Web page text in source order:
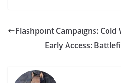
Flashpoint Campaigns: Cold
Early Access: